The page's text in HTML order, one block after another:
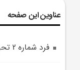
عناوین این صفحه
فرد شماره 2 تحريک طالبان پاکستان کشته شد